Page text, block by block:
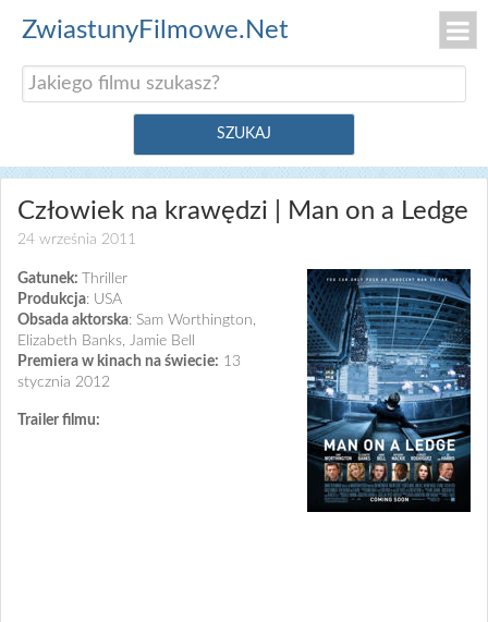
ZwiastunyFilmowe.Net
Człowiek na krawędzi | Man on a Ledge
24 września 2011
Gatunek:
Thriller
Produkcja: USA
Obsada aktorska: Sam Worthington,
Elizabeth Banks, Jamie Bell
Premiera w kinach na świecie: 13
stycznia 2012
Trailer filmu: